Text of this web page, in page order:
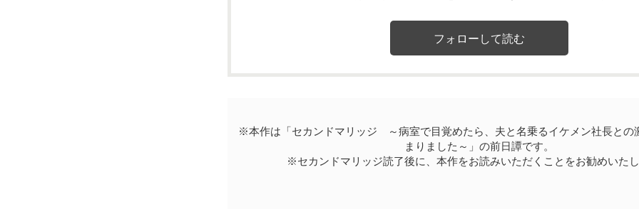
※本作は「セカンドマリッジ ～病室で目覚めたら、夫と名乗るイケメン社長との
まりました～」の前日譚です。
※セカンドマリッジ読了後に、本作をお読みいただくことをお勧めいた